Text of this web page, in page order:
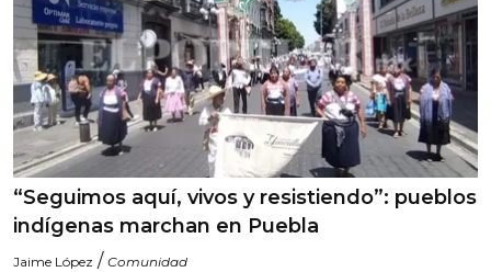
“Seguimos aquí, vivos y resistiendo”: pueblos
indígenas marchan en Puebla
Jaime López / Comunidad